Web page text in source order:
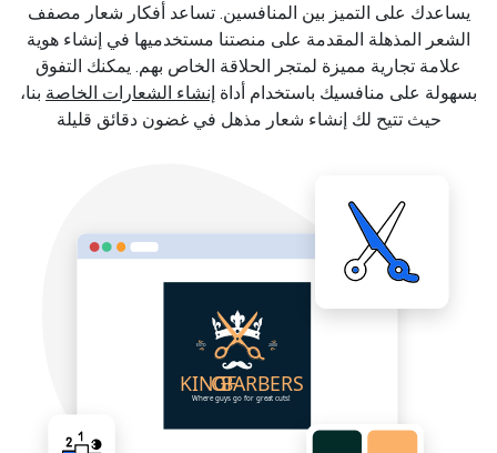
يساعدك على التميز بين المنافسين. تساعد أفكار شعار مصفف
الشعر المذهلة المقدمة على منصتنا مستخدميها في إنشاء هوية
علامة تجارية مميزة لمتجر الحلاقة الخاص بهم. يمكنك التفوق
بسهولة على منافسيك باستخدام أداة إنشاء الشعارات الخاصة بنا،
حيث تتيح لك إنشاء شعار مذهل في غضون دقائق قليلة